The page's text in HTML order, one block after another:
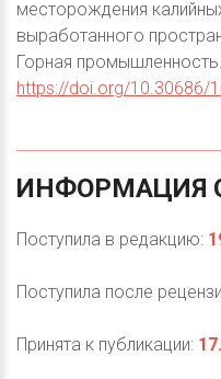
месторождения
выработанного
Горная
https://doi.org/10.30686/
ИНФОРМАЦИЯ
Поступила в редакцию:
Поступила после
Принята к публикации: